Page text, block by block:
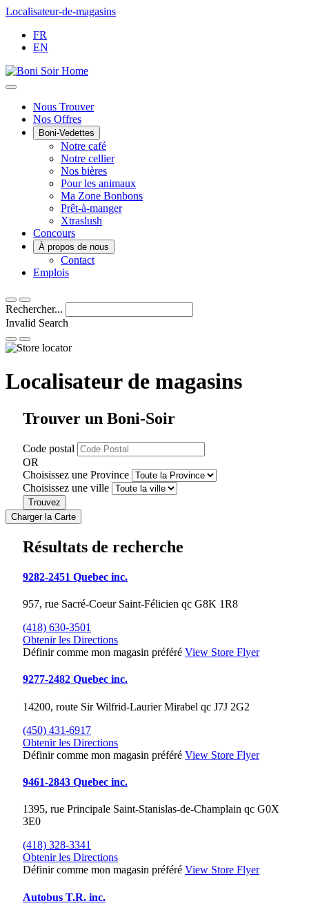
Passer
contenu
Localisateur-de-magasins
FR
EN
Main
Menu
Nous Trouver
Nos Offres
Boni-Vedettes
Notre café
Notre cellier
Nos bières
Pour les animaux
Ma Zone Bonbons
Prêt-à-manger
Xtraslush
Concours
À propos de nous
Contact
Emplois
Rechercher...
Invalid Search
Submit
Localisateurde magasins
Trouver un Boni-Soir
Code postal
OR
Choisissez une Province
Choisissez une ville
Résultats de recherche
9282-2451 Quebec inc.
957, rue Sacré-Coeur Saint-Félicien qc G8K 1R8
(418) 630-3501
Obtenir les Directions
Définir comme mon magasin préféré View Store Flyer
9277-2482 Quebec inc.
14200, route Sir Wilfrid-Laurier Mirabel qc J7J 2G2
(450) 431-6917
Obtenir les Directions
Définir comme mon magasin préféré View Store Flyer
9461-2843 Quebec inc.
1395, rue Principale Saint-Stanislas-de-Champlain qc G0X
3E0
(418) 328-3341
Obtenir les Directions
Définir comme mon magasin préféré View Store Flyer
Autobus T.R. inc.